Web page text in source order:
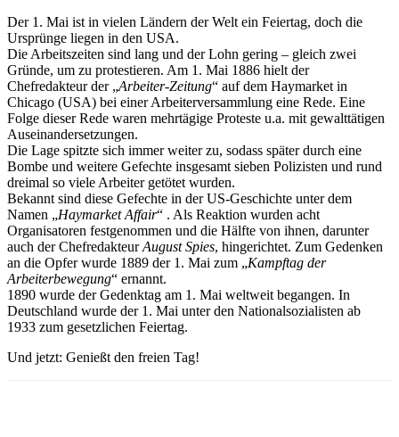
Der 1. Mai ist in vielen Ländern der Welt ein Feiertag, doch die
Ursprünge liegen in den USA.
Die Arbeitszeiten sind lang und der Lohn gering – gleich zwei
Gründe, um zu protestieren. Am 1. Mai 1886 hielt der
Chefredakteur der „Arbeiter-Zeitung“ auf dem Haymarket in
Chicago (USA) bei einer Arbeiterversammlung eine Rede. Eine
Folge dieser Rede waren mehrtägige Proteste u.a. mit gewalttätigen
Auseinandersetzungen.
Die Lage spitzte sich immer weiter zu, sodass später durch eine
Bombe und weitere Gefechte insgesamt sieben Polizisten und rund
dreimal so viele Arbeiter getötet wurden.
Bekannt sind diese Gefechte in der US-Geschichte unter dem
Namen „Haymarket Affair“ . Als Reaktion wurden acht
Organisatoren festgenommen und die Hälfte von ihnen, darunter
auch der ChefredakteurAugust Spies, hingerichtet. Zum Gedenken
an die Opfer wurde 1889 der 1. Mai zum „Kampftag der
Arbeiterbewegung“ ernannt.
1890 wurde der Gedenktag am 1. Mai weltweit begangen. In
Deutschland wurde der 1. Mai unter den Nationalsozialisten ab
1933 zum gesetzlichen Feiertag.
Und jetzt: Genießt den freien Tag!